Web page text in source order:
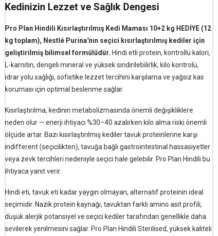
Kedinizin Lezzet ve Sağlık Dengesi
Pro Plan Hindili Kısırlaştırılmış Kedi Maması 10+2 kg HEDİYE (12
kg toplam), Nestlé Purina'nın seçici kısırlaştırılmış kediler için
geliştirilmiş bilimsel formülüdür. Hindi etli protein, kontrollü kalori,
L-karnitin, dengeli mineral ve yüksek sindirilebilirlik; kilo kontrolü,
idrar yolu sağlığı, sofistike lezzet tercihini karşılama ve yağsız kas
koruması için optimal beslenme sağlar.
Kısırlaştırılma, kedinin metabolizmasında önemli değişikliklere
neden olur — enerji ihtiyacı %30–40 azalırken kilo alma riski önemli
ölçüde artar. Bazı kısırlaştırılmış kediler tavuk proteinlerine karşı
indifferent (seçicilikten), tavuğa bağlı gastrointestinal hassasiyetler
veya zevk tercihleri nedeniyle seçici hale gelebilir. Pro Plan Hindili bu
ihtiyaca yanıt verir.
Hindi eti, tavuk eti kadar yaygın olmayan, alternatif proteinin ideal
seçimidir. Nazik protein kaynağı, tavuktan farklı amino asit profili,
düşük alerjik potansiyel ve seçici kediler tarafından genellikle daha
sevilerek yenilmesini sağlar. Pro Plan Hindili Sterilised, yüksek kaliteli